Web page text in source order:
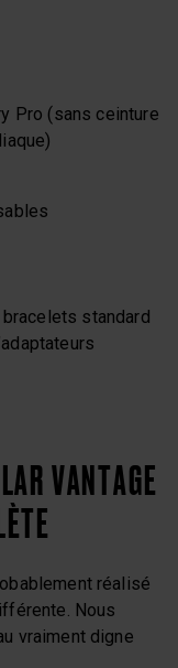
Pro (sans ceinture
standard
VANTAGE
réalisé
Nous
vraiment digne